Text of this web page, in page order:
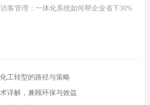
客管理：一体化系统如何帮企业省下30%
工转型的路径与策略
详解，兼顾环保与效益